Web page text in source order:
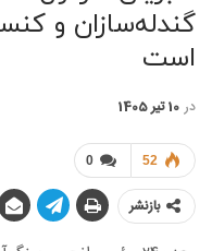
گندله‌سازان و
است
در 10 تیر 1405
0 52
بازنشر